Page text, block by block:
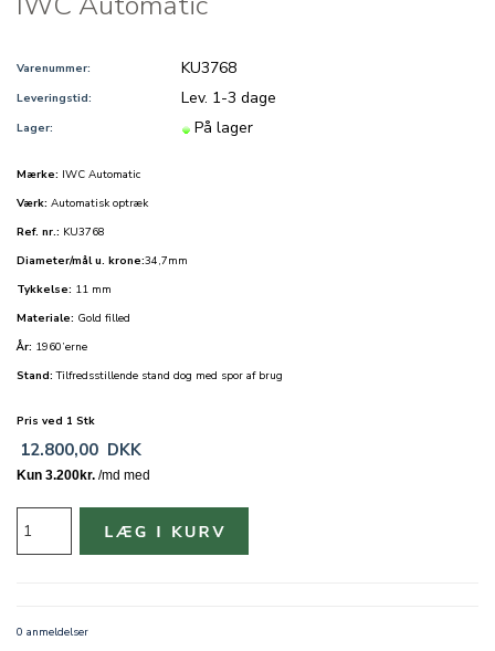
Varenummer: KU3768
Leveringstid: Lev. 1-3 dage
Lager: På lager
Mærke: IWC Automatic
Værk: Automatisk optræk
Ref. nr.: KU3768
Diameter/mål u. krone:34,7mm
Tykkelse: 11 mm
Materiale: Gold filled
År: 1960’erne
Stand:Tilfredsstillende stand dog med spor af brug
Pris ved 1 Stk
12.800,00 DKK
0 anmeldelser